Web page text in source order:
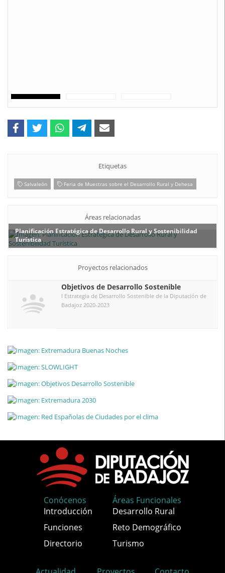
Etiquetas
Salvaleón Feria de Muestras sobre el Desarrollo Rural y Dehesa
Áreas relacionadas
Planificación Estratégica de Desarrollo Rural y Sostenibilidad
Turística
Proyectos relacionados
Objetivos de Desarrollo Sostenible
I Estrategia de Desarrollo Sostenible de la Diputación de
Badajoz 2020-2023
Conócenos
Introducción
Funciones
Directorio
Áreas Funcionales
Desarrollo Rural
Reto Demográfico
Turismo